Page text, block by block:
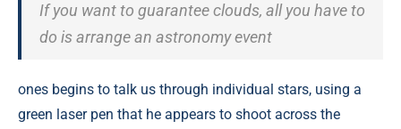
If you want to guarantee clouds, all you have to
do is arrange an astronomy event
ones begins to talk us through individual stars, using a
green laser pen that he appears to shoot across the